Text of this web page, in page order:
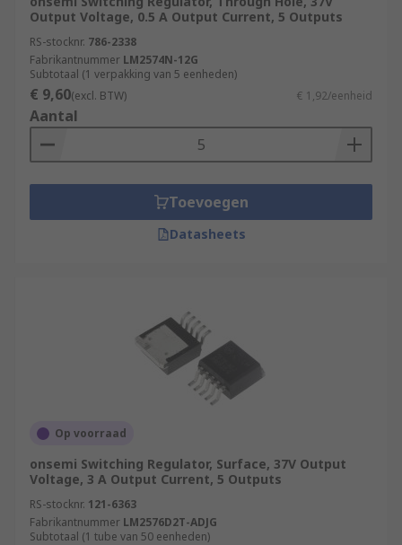
Output Voltage, 0.5 A Output Current, 5 Outputs
RS-stocknr. 786-2338
Fabrikantnummer LM2574N-12G
Subtotaal (1 verpakking van 5 eenheden)
€ 9,60(excl. BTW) € 1,92/eenheid
Aantal
Toevoegen
Datasheets
Op voorraad
onsemi Switching Regulator, Surface, 37V Output
Voltage, 3 A Output Current, 5 Outputs
RS-stocknr. 121-6363
Fabrikantnummer LM2576D2T-ADJG
Subtotaal (1 tube van 50 eenheden)